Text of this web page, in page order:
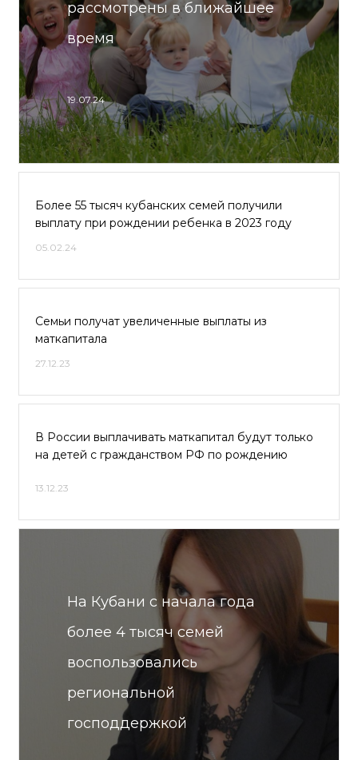
рассмотрены в ближайшее
время
19.07.24
Более 55 тысяч кубанских семей получили
выплату при рождении ребенка в 2023 году
05.02.24
Семьи получат увеличенные выплаты из
маткапитала
27.12.23
В России выплачивать маткапитал будут только
на детей с гражданством РФ по рождению
13.12.23
На Кубани с начала года
более 4 тысяч семей
воспользовались
региональной
господдержкой